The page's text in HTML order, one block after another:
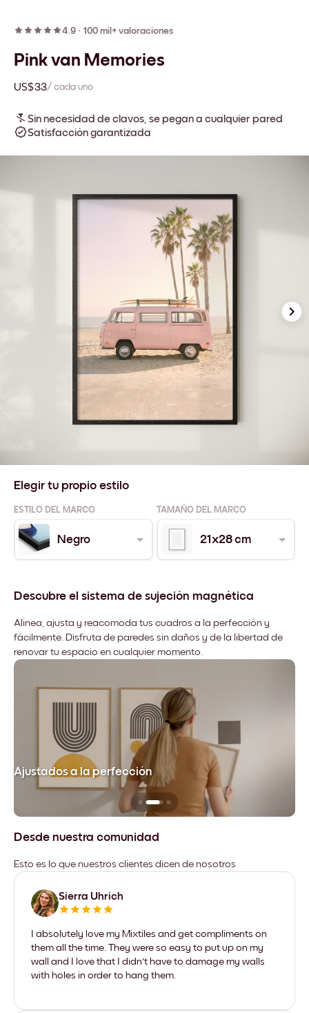
4.9 · 100 mil+ valoraciones
Pink van Memories
US$33/ cada uno
Sin necesidad de clavos, se pegan a cualquier pared
Satisfacción garantizada
Elegir tu propio estilo
ESTILO DEL MARCO TAMAÑO DEL MARCO
Negro 21x28 cm
Descubre el sistema de sujeción magnética
Alinea, ajusta y reacomoda tus cuadros a la perfección y
fácilmente. Disfruta de paredes sin daños y de la libertad de
renovar tu espacio en cualquier momento.
Ajustados a la perfección
Desde nuestra comunidad
Esto es lo que nuestros clientes dicen de nosotros
Sierra Uhrich
I absolutely love my Mixtiles and get compliments on
them all the time. They were so easy to put up on my
wall and I love that I didn't have to damage my walls
with holes in order to hang them.